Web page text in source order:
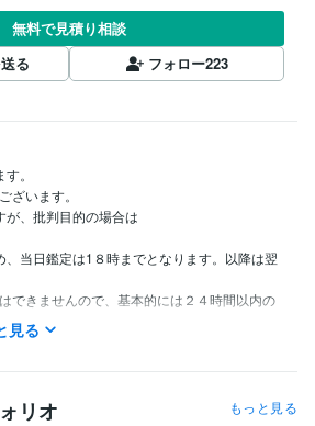
無料で見積り相談
る
フォロー223
。
ざいます。
、批判目的の場合は
当日鑑定は1８時までとなります。以降は翌
できませんので、基本的には２４時間以内の
せ。
の方はメッセージくださいませ＾＾
見る
リオ もっと見る